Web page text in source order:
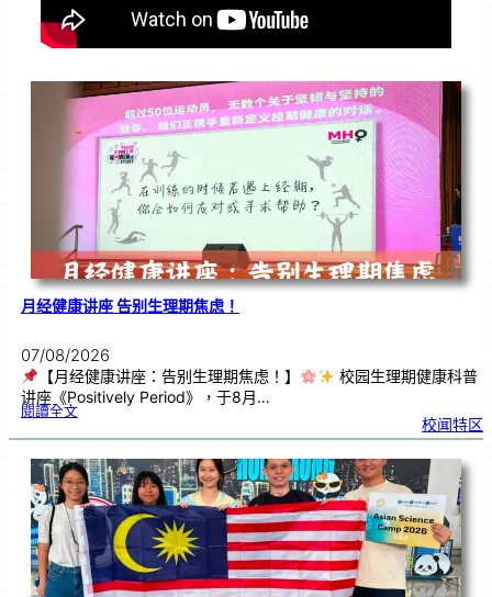
月经健康讲座 告别生理期焦虑！
07/08/2026
【月经健康讲座：告别生理期焦虑！】
校园生理期健康科普
讲座《Positively Period》，于8月…
閱讀全文:月
康
座
告
别
生
理
期
焦
虑
！
校闻特区